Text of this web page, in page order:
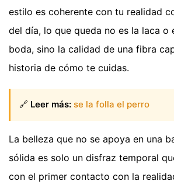
estilo es coherente con tu realidad
del día, lo que queda no es la laca o
boda, sino la calidad de una fibra
historia de cómo te cuidas.
🔗 Leer más: se la folla el perro
La belleza que no se apoya en una
sólida es solo un disfraz temporal
con el primer contacto con la